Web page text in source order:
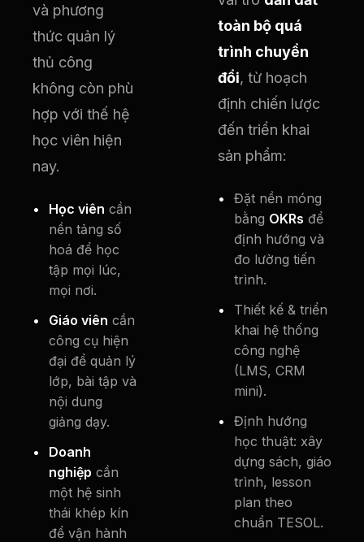
và phương
thức quản lý
thủ công
không còn phù
hợp với thế hệ
học viên hiện
nay.
Học viên cần
nền tảng số
hoá để học
tập mọi lúc,
mọi nơi.
Giáo viên cần
công cụ hiện
đại để quản lý
lớp, bài tập và
nội dung
giảng dạy.
Doanh
nghiệp cần
một hệ sinh
thái khép kín
để vận hành
toàn bộ quá
trình chuyển
đổi, từ hoạch
định chiến lược
đến triển khai
sản phẩm:
Đặt nền móng
bằng OKRs để
định hướng và
đo lường tiến
trình.
Thiết kế & triển
khai hệ thống
công nghệ
(LMS, CRM
mini).
Định hướng
học thuật: xây
dựng sách, giáo
trình, lesson
plan theo
chuẩn TESOL.